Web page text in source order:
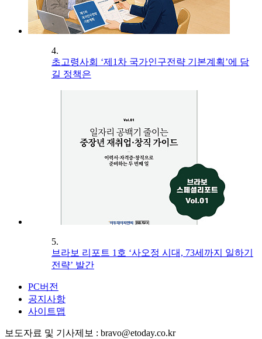
4.
초고령사회 ‘제1차 국가인구전략 기본계획’에 담
길 정책은
5.
브라보 리포트 1호 ‘사오정 시대, 73세까지 일하기
전략’ 발간
PC버전
공지사항
사이트맵
보도자료 및 기사제보 : bravo@etoday.co.kr